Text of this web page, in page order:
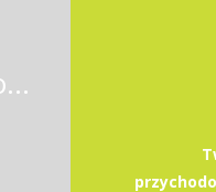
Kierownik / Kierowniczka działu księgowości